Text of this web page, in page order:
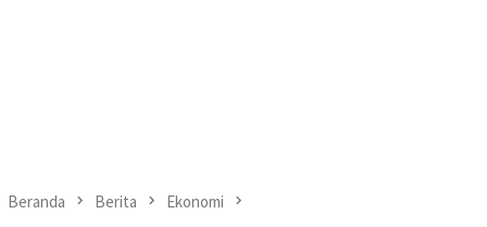
Beranda Berita Ekonomi